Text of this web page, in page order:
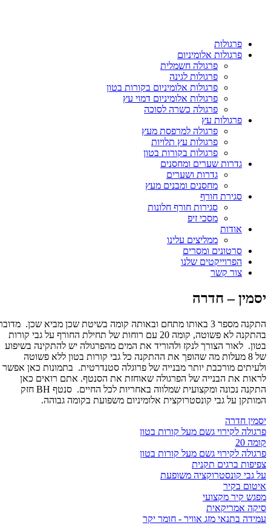
פרגולות
פרגולות אלומיניום
פרגולה חשמלית
פרגולות לגינה
פרגולות אלומיניום בקורות בטון
פרגולות אלומיניום דמוי עץ
פרגולה כשרה לסוכה
פרגולות עץ
פרגולה למרפסת מעץ
פרגולות עץ תלויות
פרגולות בקורות בטון
גדרות שערים ומחסנים
גדרות ושערים
מחסנים ומבנים מעץ
סגירת חורף
סגירות חורף חלונות
מסכי זיפ
אודות
ממליצים עלינו
סרטונים ומסרים
הפרוייקטים שלנו
צור קשר
יסמין – חדרה
התמונות
מטה
מספרות
את
סיפור
יסמין
חדרה
התקנה מספר 3 באותו מתחם ובאותה קומה בשיטת שכן מביא שכן. מדובר
בהתקנה לא פשוטה, קומה 20 עם רוחות של תחילת החורף על גבי קורות
בטון. לאור הצורך לנקז ולהוריד את המים מהפרגולה יש להתקינה בשיפוע
של 8 מעלות מה שהופך את ההתקנה כל גבי קורות בטון ללא פשוטה
ולעיתים מורכבת יותר מבנייה של פרוגלה סטנדרטית. בתמונות כאן אפשר
לראות את הבנייה של הפרגולה שאוחזת את הסנטף. אתם רואים כאן
התקנה נכונה ומקצועית שמלווה באחריות לכל החיים. סנטף BH חזק
המותקן על גבי קונסטרוקצית אלומיניום משפועת בקומה גבוהה.
יסמין חדרה
פרגולה לקירוי גשם מעל קורות בטון
קומה 20
פרגולה לקירוי גשם מעל קורות בטון
צפיפות ברגים תקנית
על גבי קונסטרוקציה משופעת
איטום בקיר
מפגש קיר מקצועי
סיקה אמריקאית
עמידה בתנאי מזג אוויר - חומר יקר